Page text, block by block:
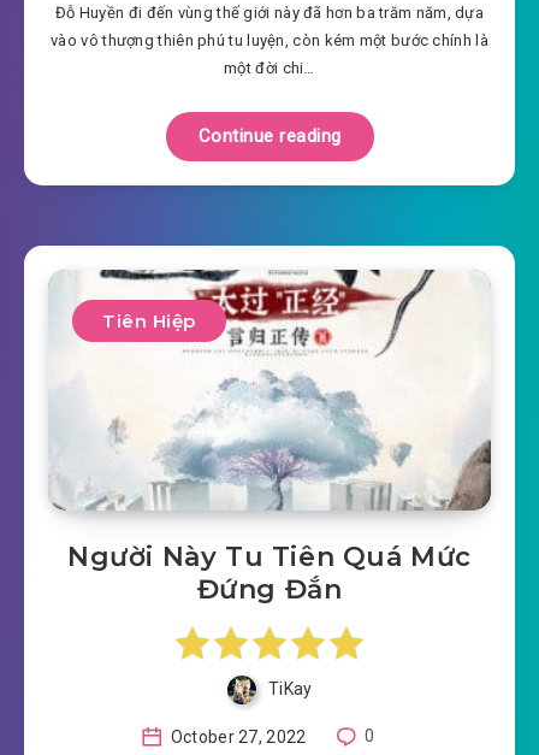
Đỗ Huyền đi đến vùng thế giới này đã hơn ba trăm năm, dựa
vào vô thượng thiên phú tu luyện, còn kém một bước chính là
một đời chi…
Continue reading
Tiên Hiệp
Người Này Tu Tiên Quá Mức
Đứng Đắn
TiKay
October 27, 2022 0